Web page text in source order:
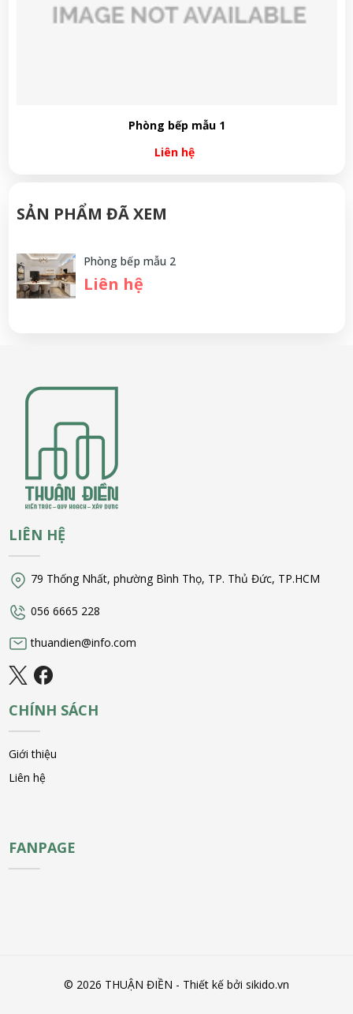
Phòng bếp mẫu 1
Liên hệ
SẢN PHẨM ĐÃ XEM
Phòng bếp mẫu 2
Liên hệ
LIÊN HỆ
79 Thống Nhất, phường Bình Thọ, TP. Thủ Đức, TP.HCM
056 6665 228
thuandien@info.com
CHÍNH SÁCH
Giới thiệu
Liên hệ
FANPAGE
© 2026 THUẬN ĐIỀN - Thiết kế bởi sikido.vn